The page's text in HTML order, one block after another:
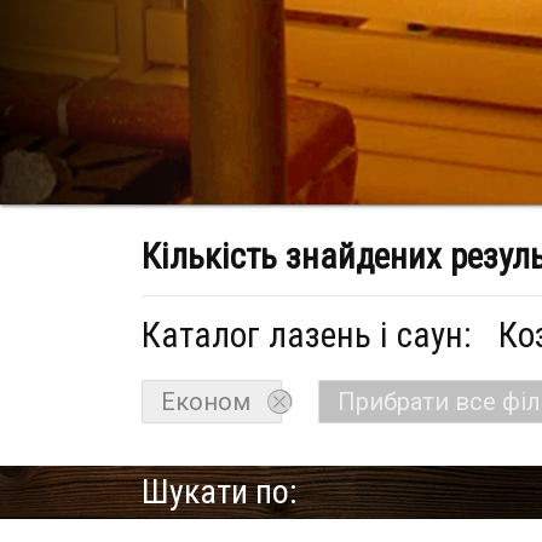
Кількість знайдених
Каталог лазень і саун:
Економ Прибрати все
Шукати по: